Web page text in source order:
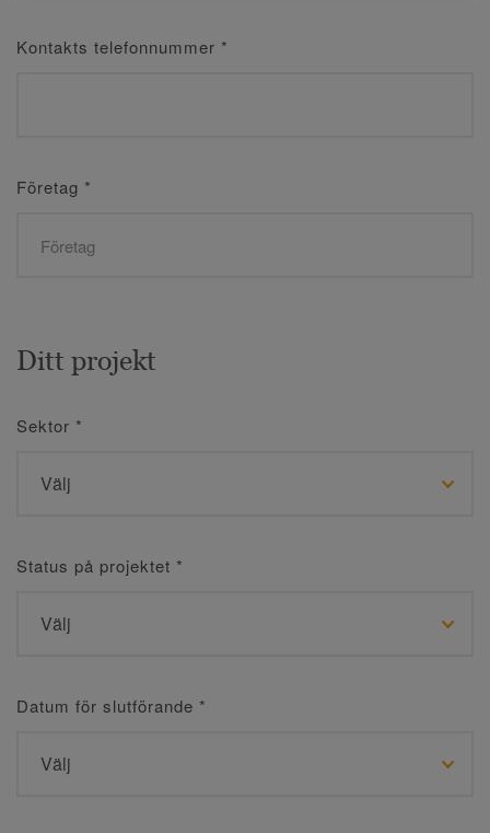
Kontakts telefonnummer *
Företag *
Ditt projekt
Sektor *
Status på projektet *
Datum för slutförande *